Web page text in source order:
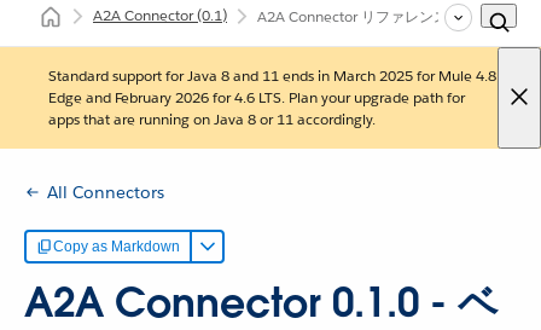
A2A Connector(0.1) A2A Connector リファレンス
Standard support for Java 8 and 11 ends in March 2025 for Mule 4.8
Edge and February 2026 for 4.6 LTS. Plan your upgrade path for
apps that are running on Java 8 or 11 accordingly.
All Connectors
Copy as Markdown
A2A Connector 0.1.0 - ベ